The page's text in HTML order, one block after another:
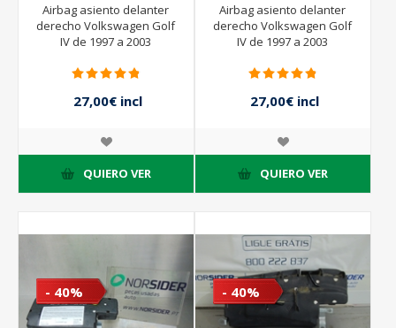
Airbag asiento delanter
derecho Volkswagen Golf
IV de 1997 a 2003
27,00€ incl
impuestos
QUIERO VER
Airbag asiento delanter
derecho Volkswagen Golf
IV de 1997 a 2003
27,00€ incl
impuestos
QUIERO VER
- 40% - 40%